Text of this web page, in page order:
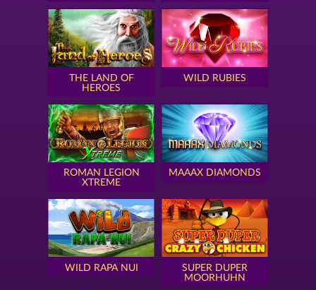
THE LAND OF
HEROES
WILD RUBIES
ROMAN LEGION
XTREME
MAAAX DIAMONDS
WILD RAPA NUI
SUPER DUPER
MOORHUHN